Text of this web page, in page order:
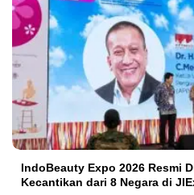
IndoBeauty Expo 2026 Resmi
Kecantikan dari 8 Negara di